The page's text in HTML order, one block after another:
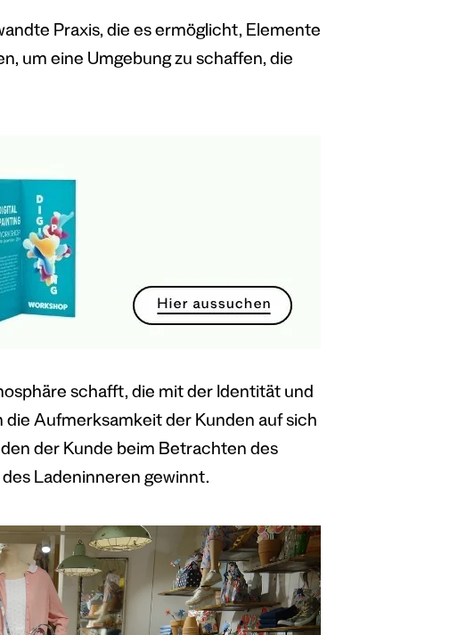
Praxis, die es ermöglicht, Elemente
um eine Umgebung zu schaffen, die
schafft, die mit der Identität und
Aufmerksamkeit der Kunden auf sich
der Kunde beim Betrachten des
Ladeninneren gewinnt.